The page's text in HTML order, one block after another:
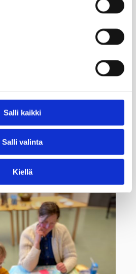
Salli kaikki
Salli valinta
Kiellä
ja toivottavat tulevaisuudet
joko
elinkeinonteemojen kanssa.